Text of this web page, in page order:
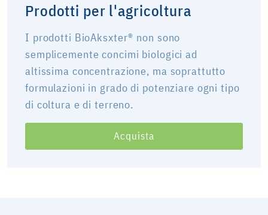
Prodotti per l'agricoltura
I prodotti BioAksxter® non sono
semplicemente concimi biologici ad
altissima concentrazione, ma soprattutto
formulazioni in grado di potenziare ogni tipo
di coltura e di terreno.
Acquista